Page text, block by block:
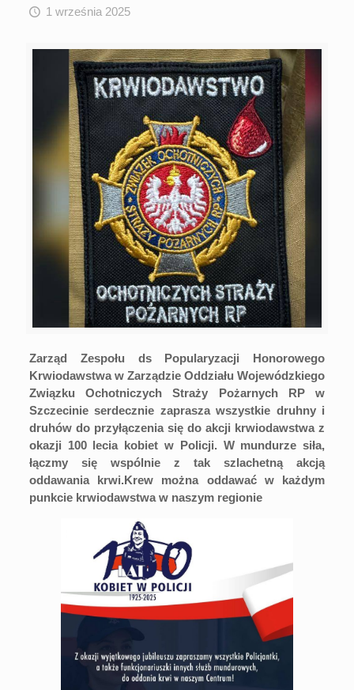
1 września 2025
Zarząd Zespołu ds Popularyzacji Honorowego
Krwiodawstwa w Zarządzie Oddziału Wojewódzkiego
Związku Ochotniczych Straży Pożarnych RP w
Szczecinie serdecznie zaprasza wszystkie druhny i
druhów do przyłączenia się do akcji krwiodawstwa z
okazji 100 lecia kobiet w Policji. W mundurze siła,
łączmy się wspólnie z tak szlachetną akcją
oddawania krwi.Krew można oddawać w każdym
punkcie krwiodawstwa w naszym regionie